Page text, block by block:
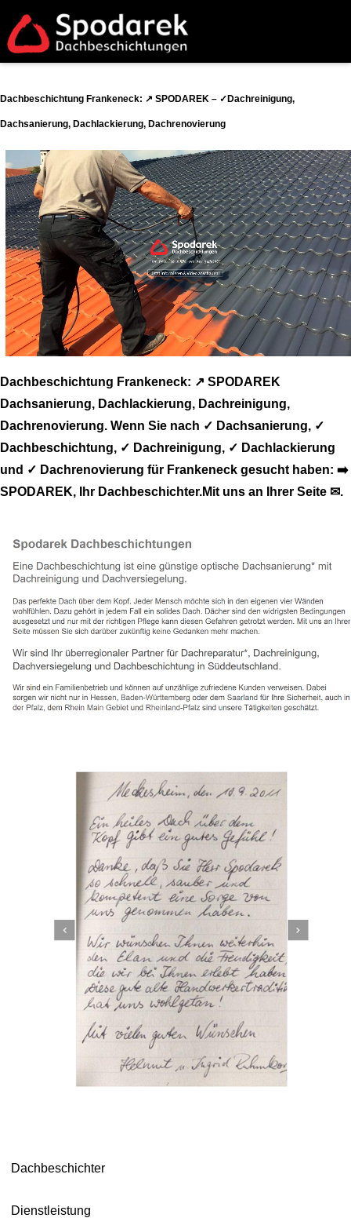
Dachbeschichtung Frankeneck: ↗️ SPODAREK – ✓Dachreinigung,
Dachsanierung, Dachlackierung, Dachrenovierung
Dachbeschichtung Frankeneck: ↗️ SPODAREK
Dachsanierung, Dachlackierung, Dachreinigung,
Dachrenovierung. Wenn Sie nach ✓ Dachsanierung, ✓
Dachbeschichtung, ✓ Dachreinigung, ✓ Dachlackierung
und ✓ Dachrenovierung für Frankeneck gesucht haben: ➡️
SPODAREK, Ihr Dachbeschichter.Mit uns an Ihrer Seite ✉.
Dachbeschichter
Dienstleistung